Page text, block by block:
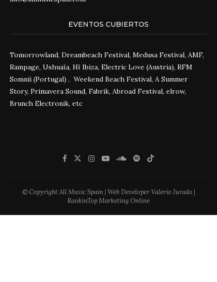
EVENTOS CUBIERTOS
Tomorrowland, Dreambeach Festival, Medusa Festival, AMF,
Rampage, Ushuaïa, Hï Ibiza, Electric Love (Austria), RFM
Somnii (Portugal) , Weekend Beach Festival, A Summer
Story, Primavera Sound, Fabrik, Abroad Festival, elrow,
Brunch Electronik, etc
© Copyright All Music Spain | Web Developer Valerio Jurado |
RankinTop Marketing Online